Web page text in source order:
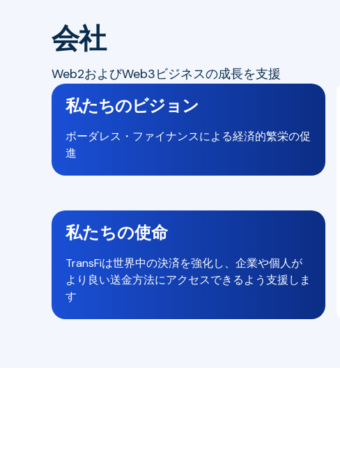
会社
Web2およびWeb3ビジネスの成長を支援
私たちのビジョン
ボーダレス・ファイナンスによる経済的繁栄の促
進
私たちの使命
TransFiは世界中の決済を強化し、企業や個人が
より良い送金方法にアクセスできるよう支援しま
す